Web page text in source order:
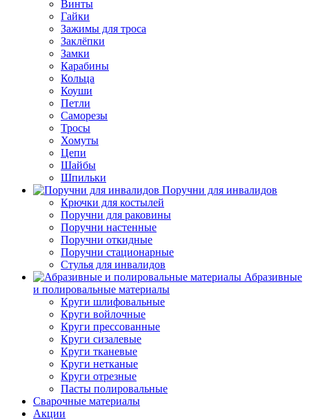
Винты
Гайки
Зажимы для троса
Заклёпки
Замки
Карабины
Кольца
Коуши
Петли
Саморезы
Тросы
Хомуты
Цепи
Шайбы
Шпильки
Поручни для инвалидов
Крючки для костылей
Поручни для раковины
Поручни настенные
Поручни откидные
Поручни стационарные
Стулья для инвалидов
Абразивные
и полировальные материалы
Круги шлифовальные
Круги войлочные
Круги прессованные
Круги сизалевые
Круги тканевые
Круги нетканые
Круги отрезные
Пасты полировальные
Сварочные материалы
Акции